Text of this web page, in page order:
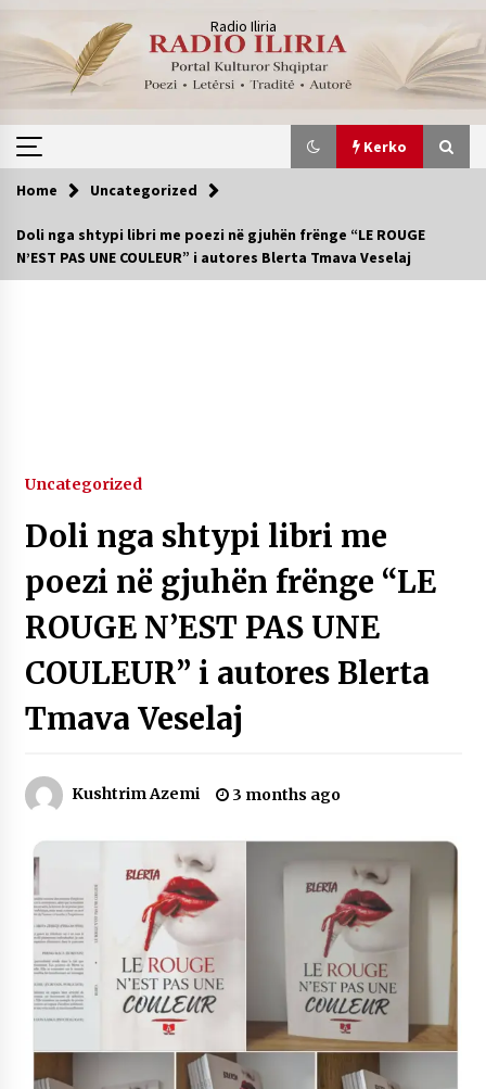
content
Radio Iliria
Kerko
Kerko
” Libri të pret ” Vjen Nga Blerta Tmava
2 months ago
” Era e një kujtimi ” Shkruan Blerta Tmava
2 months ago
2 months ago
3 months ago
Doli nga shtypi libri me poezi në gjuhën frënge
“LE ROUGE N’EST PAS UNE COULEUR” i autores
Blerta Tmava Veselaj
3 months ago
Autorja Nevila Nikaj emocionon publikun në
“Ora e Maleve” me poezinë “Dhimbje që nuk e
Home Uncategorized
Doli nga shtypi libri me poezi në gjuhën frënge “LE ROUGE
N’EST PAS UNE COULEUR” i autores Blerta Tmava Veselaj
Uncategorized
Doli nga shtypi libri me
poezi në gjuhën frënge “LE
ROUGE N’EST PAS UNE
COULEUR” i autores Blerta
Tmava Veselaj
Kushtrim Azemi 3 months ago